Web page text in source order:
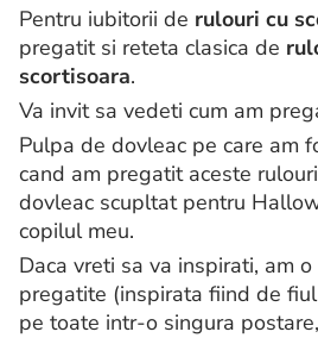
Pentru iubitorii de rulouri cu
pregatit si reteta clasica de
scortisoara.
Va invit sa vedeti cum am
Pulpa de dovleac pe care am
cand am pregatit aceste
dovleac scupltat pentru
copilul meu.
Daca vreti sa va inspirati, am
pregatite (inspirata fiind de
pe toate intr-o singura postare,